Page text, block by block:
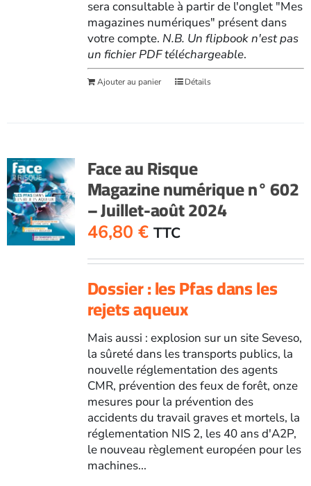
sera consultable à partir de l'onglet "Mes
magazines numériques" présent dans
votre compte. N.B. Un flipbook n'est pas
un fichier PDF téléchargeable.
Ajouter au panier Détails
Face au Risque
Magazine numérique n° 602
– Juillet-août 2024
46,80 € TTC
Dossier : les Pfas dans les
rejets aqueux
Mais aussi : explosion sur un site Seveso,
la sûreté dans les transports publics, la
nouvelle réglementation des agents
CMR, prévention des feux de forêt, onze
mesures pour la prévention des
accidents du travail graves et mortels, la
réglementation NIS 2, les 40 ans d'A2P,
le nouveau règlement européen pour les
machines...